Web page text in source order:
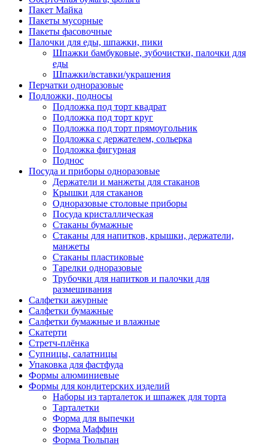
Пакет Майка
Пакеты мусорные
Пакеты фасовочные
Палочки для еды, шпажки, пики
Шпажки бамбуковые, зубочистки, палочки для
еды
Шпажки/вставки/украшения
Перчатки одноразовые
Подложки, подносы
Подложка под торт квадрат
Подложка под торт круг
Подложка под торт прямоугольник
Подложка с держателем, сольерка
Подложка фигурная
Поднос
Посуда и приборы одноразовые
Держатели и манжеты для стаканов
Крышки для стаканов
Одноразовые столовые приборы
Посуда кристаллическая
Стаканы бумажные
Стаканы для напитков, крышки, держатели,
манжеты
Стаканы пластиковые
Тарелки одноразовые
Трубочки для напитков и палочки для
размешивания
Салфетки ажурные
Салфетки бумажные
Салфетки бумажные и влажные
Скатерти
Стретч-плёнка
Супницы, салатницы
Упаковка для фастфуда
Формы алюминиевые
Формы для кондитерских изделий
Наборы из тарталеток и шпажек для торта
Тарталетки
Форма для выпечки
Форма Маффин
Форма Тюльпан